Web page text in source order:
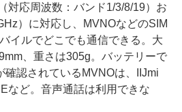
対応周波数：バンド1/3/8/19）お
）に対応し、MVNOなどのSIM
イルでどこでも通信できる。大
、重さは305g。バッテリーで
確認されているMVNOは、IIJmi
など。音声通話は利用できな